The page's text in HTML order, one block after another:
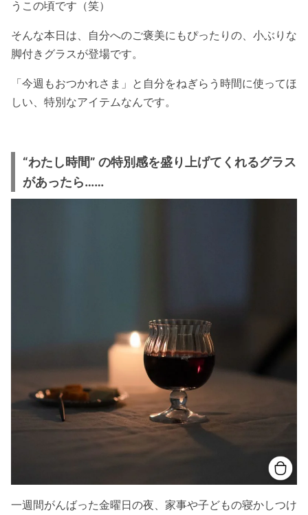
うこの頃です（笑）
そんな本日は、自分へのご褒美にもぴったりの、小ぶりな
脚付きグラスが登場です。
「今週もおつかれさま」と自分をねぎらう時間に使ってほ
しい、特別なアイテムなんです。
“わたし時間” の特別感を盛り上げてくれるグラス
があったら……
一週間がんばった金曜日の夜、家事や子どもの寝かしつけ